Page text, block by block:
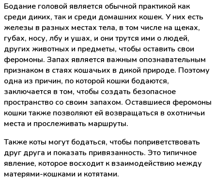
Бодание головой является обычной практикой как
среди диких, так и среди домашних кошек. У них есть
железы в разных местах тела, в том числе на щеках,
губах, носу, лбу и ушах, и они трутся ими о людей,
других животных и предметы, чтобы оставить свои
феромоны. Запах является важным опознавательным
признаком в стаях кошачьих в дикой природе. Поэтому
одна из причин, по которой кошки бодаются,
заключается в том, чтобы создать безопасное
пространство со своим запахом. Оставшиеся феромоны
кошки также позволяют ей возвращаться в охотничьи
места и прослеживать маршруты.
Также коты могут бодаться, чтобы поприветствовать
друг друга и показать привязанность. Это типичное
явление, которое восходит к взаимодействию между
матерями-кошками и котятами.